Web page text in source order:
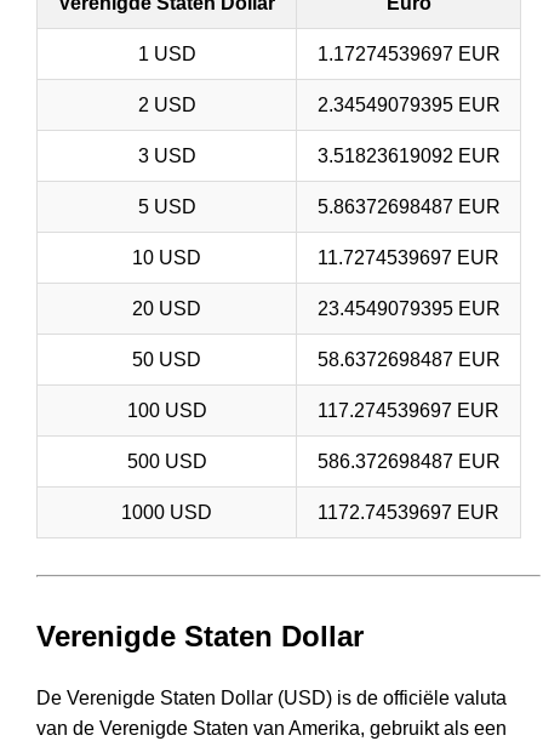
1 USD 1.17274539697 EUR
2 USD 2.34549079395 EUR
3 USD 3.51823619092 EUR
5 USD 5.86372698487 EUR
10 USD 11.7274539697 EUR
20 USD 23.4549079395 EUR
50 USD 58.6372698487 EUR
100 USD 117.274539697 EUR
500 USD 586.372698487 EUR
1000 USD 1172.74539697 EUR
Verenigde Staten Dollar
De Verenigde Staten Dollar (USD) is de officiële valuta
van de Verenigde Staten van Amerika, gebruikt als een